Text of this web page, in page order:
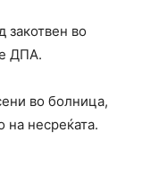
во
ДПА.
во болница,
несреќата.